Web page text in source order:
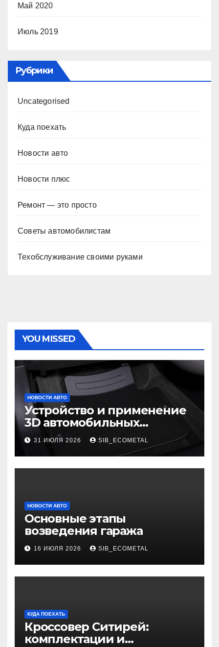
Май 2020
Июль 2019
Рубрики
Uncategorised
Куда поехать
Новости авто
Новости плюс
Ремонт — это просто
Советы автомобилистам
Техобслуживание своими руками
YOU MISSED
НОВОСТИ АВТО
Устройство и применение
3D автомобильных
ковриков
31 ИЮЛЯ 2026 SIB_ECOMETAL
НОВОСТИ АВТО
Основные этапы
возведения гаража
16 ИЮЛЯ 2026 SIB_ECOMETAL
КУДА ПОЕХАТЬ
Кроссовер Ситирей:
комплектации и